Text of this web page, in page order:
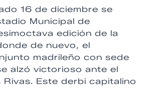
16 de diciembre se
Municipal de
edición de la
de nuevo, el
madrileño con sede
alzó victorioso ante el
Este derbi capitalino